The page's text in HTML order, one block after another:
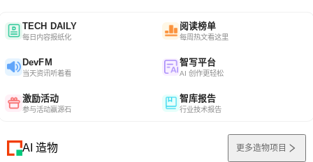
TECH DAILY
每日内容报纸化
阅读榜单
每周热文看这里
DevFM
当天资讯听着看
智写平台
AI 创作更轻松
激励活动
参与活动赢源石
智库报告
行业技术报告
AI 造物 更多造物项目